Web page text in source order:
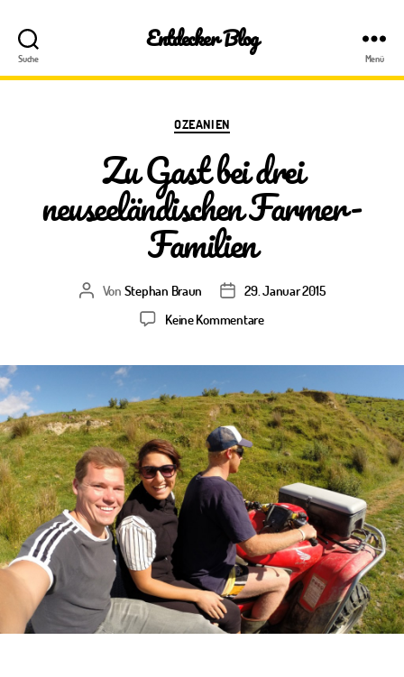
Suche
Entdecker Blog
Menü
Kategorien
OZEANIEN
Zu Gast bei drei
neuseeländischen Farmer-
Familien
Beitragsautor
Von Stephan Braun Veröffentlichungsdatum
29. Januar 2015
Keine Kommentarezu
drei
neuseeländischen
Farmer-
Familien